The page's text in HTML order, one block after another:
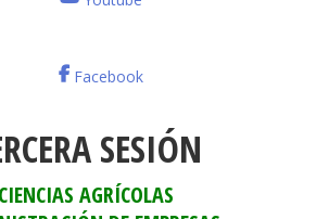
Facebook
SESIÓN
CIENCIAS AGRÍCOLAS